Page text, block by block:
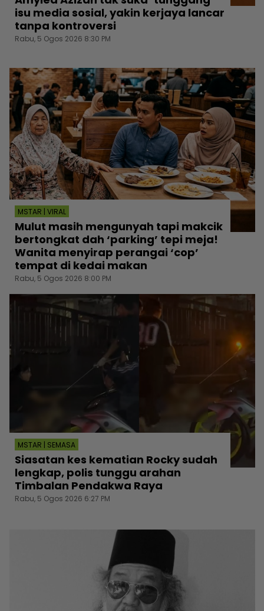
isu media sosial, yakin kerjaya lancar
tanpa kontroversi
Rabu, 5 Ogos 2026 8:30 PM
MSTAR | VIRAL
Mulut masih mengunyah tapi makcik
bertongkat dah ‘parking’ tepi meja!
Wanita menyirap perangai ‘cop’
tempat di kedai makan
Rabu, 5 Ogos 2026 8:00 PM
MSTAR | SEMASA
Siasatan kes kematian Rocky sudah
lengkap, polis tunggu arahan
Timbalan Pendakwa Raya
Rabu, 5 Ogos 2026 6:27 PM